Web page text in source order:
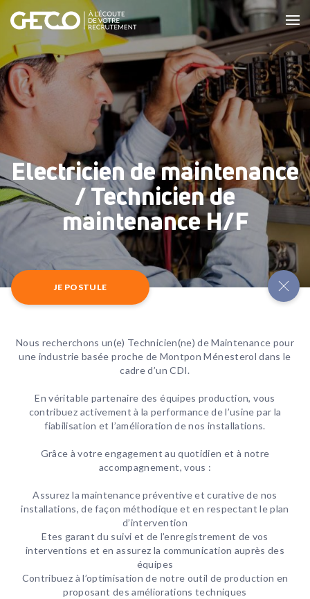
Electricien de maintenance
/ Technicien de
maintenance H/F
JE POSTULE
Nous recherchons un(e) Technicien(ne) de Maintenance pour
une industrie basée proche de Montpon Ménesterol dans le
cadre d’un CDI.
En véritable partenaire des équipes production, vous
contribuez activement à la performance de l’usine par la
fiabilisation et l’amélioration de nos installations.
Grâce à votre engagement au quotidien et à notre
accompagnement, vous :
Assurez la maintenance préventive et curative de nos
installations, de façon méthodique et en respectant le plan
d’intervention
Etes garant du suivi et de l’enregistrement de vos
interventions et en assurez la communication auprès des
équipes
Contribuez à l’optimisation de notre outil de production en
proposant des améliorations techniques